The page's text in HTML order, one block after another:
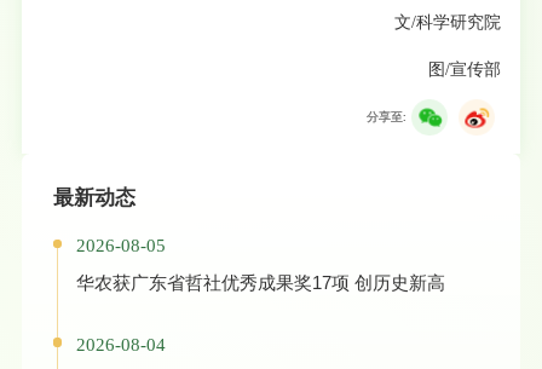
文/科学研究院
图/宣传部
分享至:
最新动态
2026-08-05
华农获广东省哲社优秀成果奖17项 创历史新高
2026-08-04